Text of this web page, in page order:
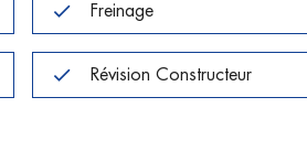
Freinage
Révision Constructeur